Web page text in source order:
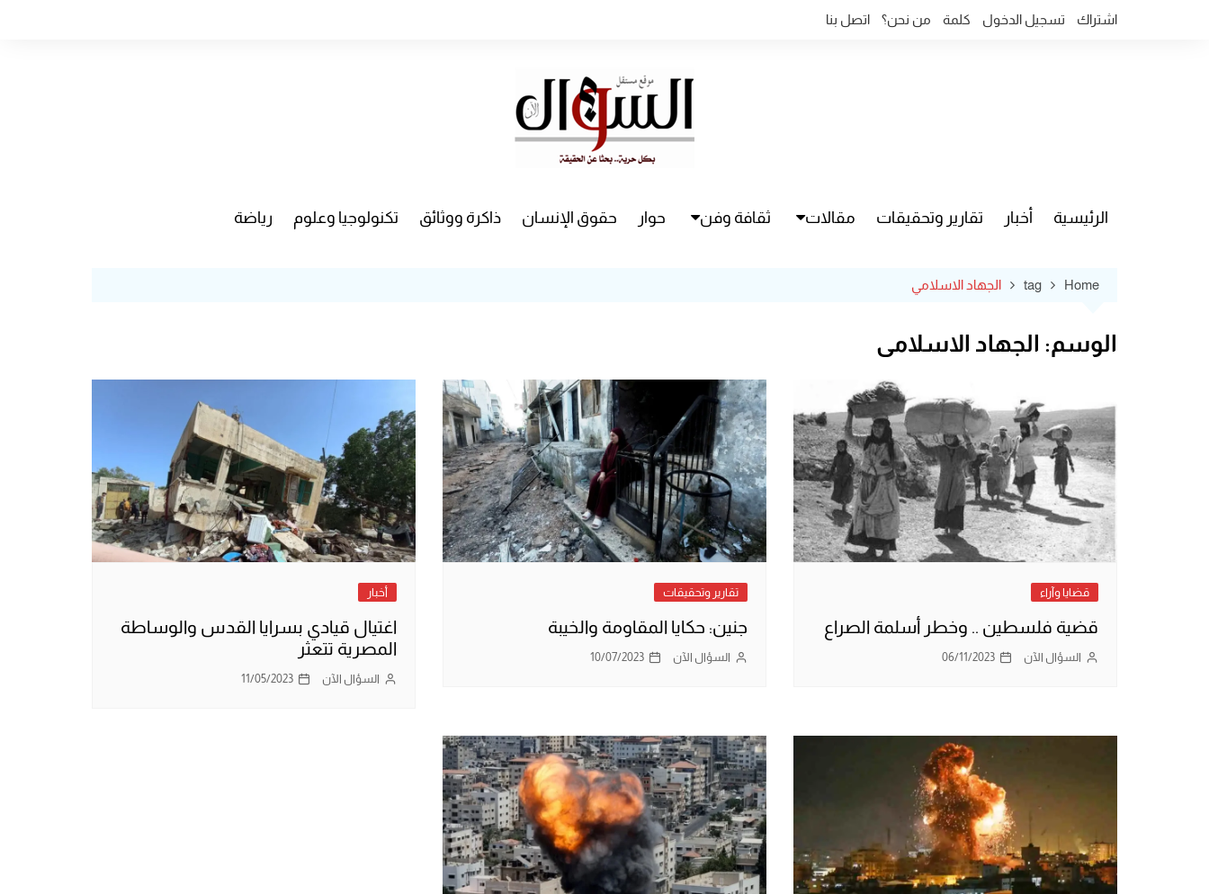
اشتراك تسجيل الدخول كلمة من نحن؟ اتصل بنا
الرئيسية أخبار تقارير وتحقيقات مقالات ثقافة وفن حوار حقوق الإنسان ذاكرة ووثائق تكنولوجيا وعلوم رياضة
Home
tag الجهاد الاسلامي
الوسم: الجهاد الاسلامي
قضايا وآراء
قضية فلسطين .. وخطر أسلمة الصراع
السؤال الآن 06/11/2023
تقارير وتحقيقات
جنين: حكايا المقاومة والخيبة
السؤال الآن 10/07/2023
أخبار
اغتيال قيادي بسرايا القدس والوساطة
المصرية تتعثر
السؤال الآن 11/05/2023